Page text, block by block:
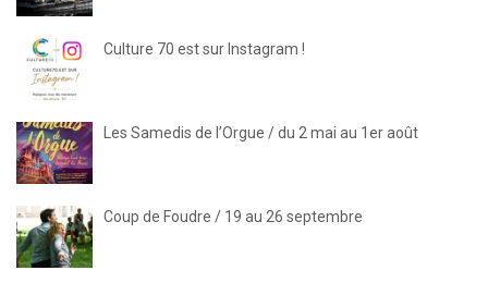
Culture 70 est sur Instagram !
Les Samedis de l’Orgue / du 2 mai au 1er août
Coup de Foudre / 19 au 26 septembre